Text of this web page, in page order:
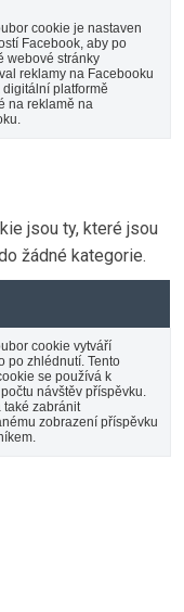
cookie je nastaven
Facebook, aby po
webové stránky
reklamy na Facebooku
platformě
na reklamě na
jsou ty, které jsou
žádné kategorie.
cookie vytváří
po zhlédnutí. Tento
se používá k
návštěv příspěvku.
také zabránit
zobrazení příspěvku